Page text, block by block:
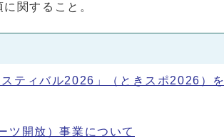
関すること。
ティバル2026」（ときスポ2026）
ツ開放）事業について